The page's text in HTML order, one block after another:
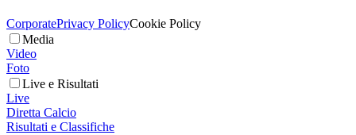
CorporatePrivacy PolicyCookie Policy
Media
Video
Foto
Live e Risultati
Live
Diretta Calcio
Risultati e Classifiche